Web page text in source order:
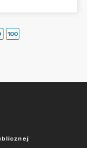
100